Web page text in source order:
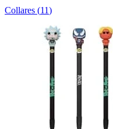
Collares (11)